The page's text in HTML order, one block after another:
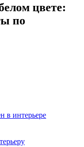
цвете:
по
в интерьере